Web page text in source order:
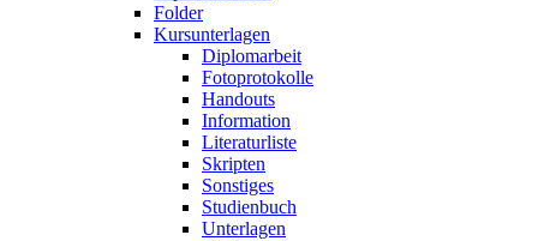
Folder
Kursunterlagen
Diplomarbeit
Fotoprotokolle
Handouts
Information
Literaturliste
Skripten
Sonstiges
Studienbuch
Unterlagen